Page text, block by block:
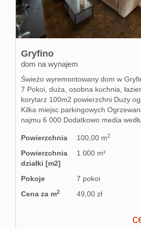
Gryfino
dom na wynajem
Świeżo wyremontowany dom w
7 Pokoi, duża, osobna kuchnia,
korytarz 100m2 powierzchni Duży
Kilka miejsc parkingowych
najmu 6 000 Dodatkowo media
Powierzchnia 100,00 m2
Powierzchnia
działki [m2]
1 000 m²
Pokoje
7 pokoi
Cena za m2 49,00 zł